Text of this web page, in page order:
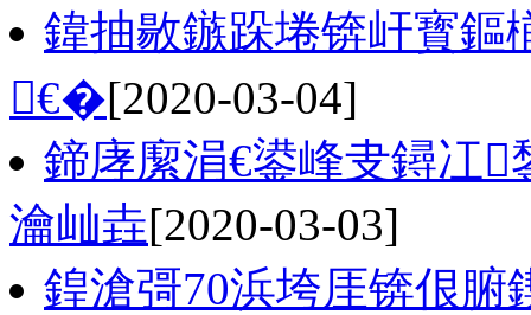
鍏抽敭鏃跺埢锛屽寳鏂
€�[2020-03-04]
鍗庨緳涓€鍙峰叏鐞冮
瀹屾垚[2020-03-03]
鍠滄彁70浜垮厓锛佷腑